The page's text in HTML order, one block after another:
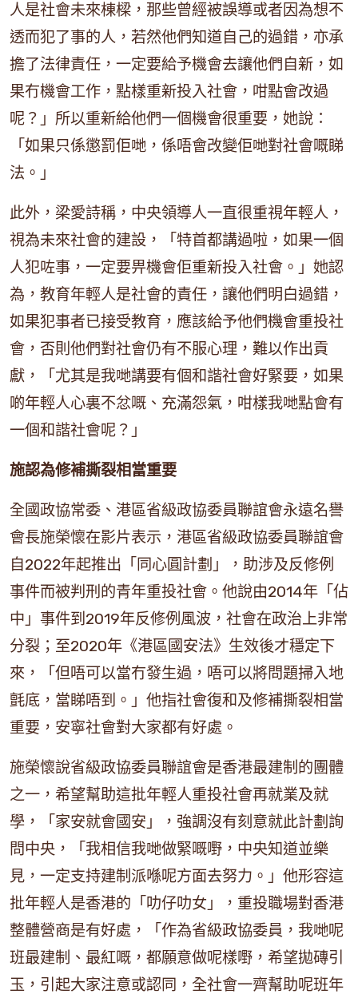
人是社會未來棟樑，那些曾經被誤導或者因為想不
透而犯了事的人，若然他們知道自己的過錯，亦承
擔了法律責任，一定要給予機會去讓他們自新，如
果冇機會工作，點樣重新投入社會，咁點會改過
呢？」所以重新給他們一個機會很重要，她說：
「如果只係懲罰佢哋，係唔會改變佢哋對社會嘅睇
法。」
此外，梁愛詩稱，中央領導人一直很重視年輕人，
視為未來社會的建設，「特首都講過啦，如果一個
人犯咗事，一定要畀機會佢重新投入社會。」她認
為，教育年輕人是社會的責任，讓他們明白過錯，
如果犯事者已接受教育，應該給予他們機會重投社
會，否則他們對社會仍有不服心理，難以作出貢
獻，「尤其是我哋講要有個和諧社會好緊要，如果
啲年輕人心裏不忿嘅、充滿怨氣，咁樣我哋點會有
一個和諧社會呢？」
施認為修補撕裂相當重要
全國政協常委、港區省級政協委員聯誼會永遠名譽
會長施榮懷在影片表示，港區省級政協委員聯誼會
自2022年起推出「同心圓計劃」，助涉及反修例
事件而被判刑的青年重投社會。他說由2014年「佔
中」事件到2019年反修例風波，社會在政治上非常
分裂；至2020年《港區國安法》生效後才穩定下
來，「但唔可以當冇發生過，唔可以將問題掃入地
氈底，當睇唔到。」他指社會復和及修補撕裂相當
重要，安寧社會對大家都有好處。
施榮懷說省級政協委員聯誼會是香港最建制的團體
之一，希望幫助這批年輕人重投社會再就業及就
學，「家安就會國安」，強調沒有刻意就此計劃詢
問中央，「我相信我哋做緊嘅嘢，中央知道並樂
見，一定支持建制派喺呢方面去努力。」他形容這
批年輕人是香港的「叻仔叻女」，重投職場對香港
整體營商是有好處，「作為省級政協委員，我哋呢
班最建制、最紅嘅，都願意做呢樣嘢，希望拋磚引
玉，引起大家注意或認同，全社會一齊幫助呢班年